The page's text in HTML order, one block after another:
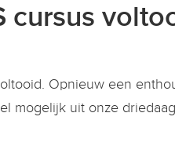
cursus
Opnieuw een
mogelijk uit onze